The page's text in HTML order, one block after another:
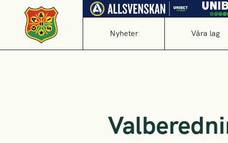
Nyheter Våra lag